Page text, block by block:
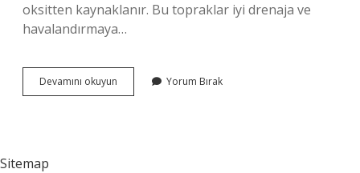
oksitten kaynaklanır. Bu topraklar iyi drenaja ve
havalandırmaya…
Devamını okuyun
Toprak
Yorum Bırak
Sitemap